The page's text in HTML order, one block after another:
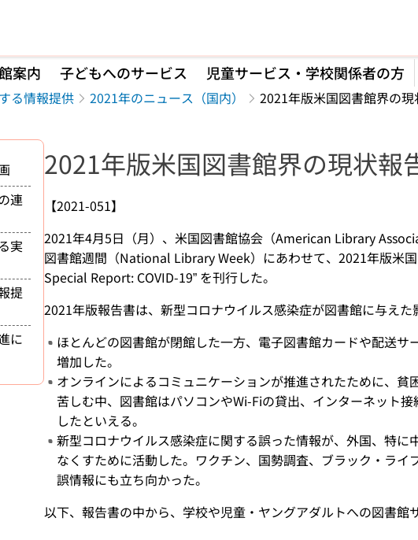
案内 子どもへのサービス 児童サービス・学校関係者の方
る情報提供 2021年のニュース（国内） 2021年版米国図書館界の
2021年版米国図書館界の現状
【2021-051】
2021年4月5日（月）、米国図書館協会（American Library
図書館週間（National Library Week）にあわせて、2021年版米
Special Report: COVID-19” を刊行した。
2021年版報告書は、新型コロナウイルス感染症が図書館に与えた
ほとんどの図書館が閉館した一方、電子図書館カードや配送
増加した。
オンラインによるコミュニケーションが推進されたために、
苦しむ中、図書館はパソコンやWi-Fiの貸出、インターネット
したといえる。
新型コロナウイルス感染症に関する誤った情報が、外国、特
なくすために活動した。ワクチン、国勢調査、ブラック・ラ
誤情報にも立ち向かった。
以下、報告書の中から、学校や児童・ヤングアダルトへの図書館
連
実
提
に